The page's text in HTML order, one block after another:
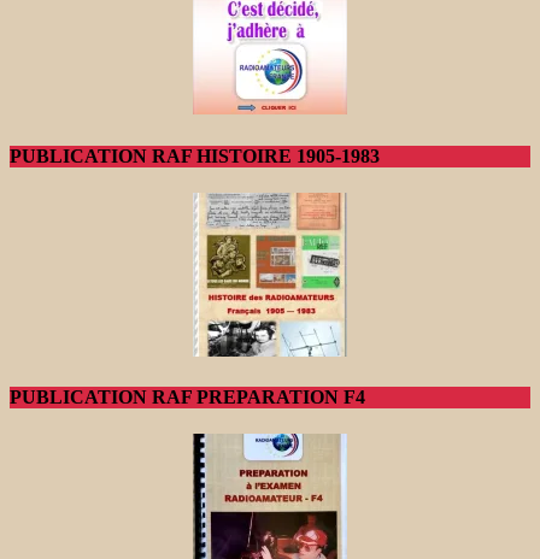
PUBLICATION RAF HISTOIRE 1905-1983
PUBLICATION RAF PREPARATION F4